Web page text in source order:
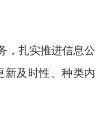
，扎实推进信息公
新及时性、种类内